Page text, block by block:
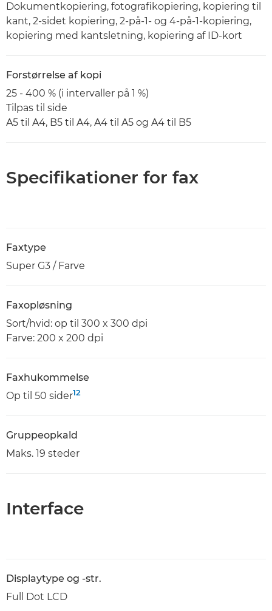
Dokumentkopiering, fotografikopiering, kopiering til
kant, 2-sidet kopiering, 2-på-1- og 4-på-1-kopiering,
kopiering med kantsletning, kopiering af ID-kort
Forstørrelse af kopi
25 - 400 % (i intervaller på 1 %)
Tilpas til side
A5 til A4, B5 til A4, A4 til A5 og A4 til B5
Specifikationer for fax
Faxtype
Super G3 / Farve
Faxopløsning
Sort/hvid: op til 300 x 300 dpi
Farve: 200 x 200 dpi
Faxhukommelse
Op til 50 sider12
Gruppeopkald
Maks. 19 steder
Interface
Displaytype og -str.
Full Dot LCD